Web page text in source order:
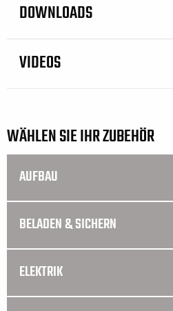
DOWNLOADS
VIDEOS
WÄHLEN SIE IHR ZUBEHÖR
AUFBAU
BELADEN & SICHERN
ELEKTRIK